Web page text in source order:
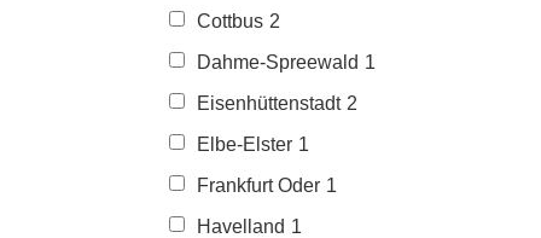
Cottbus 2
Dahme-Spreewald 1
Eisenhüttenstadt 2
Elbe-Elster 1
Frankfurt Oder 1
Havelland 1